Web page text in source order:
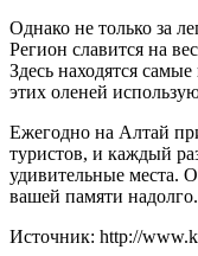
Однако не только за
Регион славится на
Здесь находятся
этих оленей
Ежегодно на Алтай
туристов, и каждый
удивительные места.
вашей памяти надолго.
Источник: http://